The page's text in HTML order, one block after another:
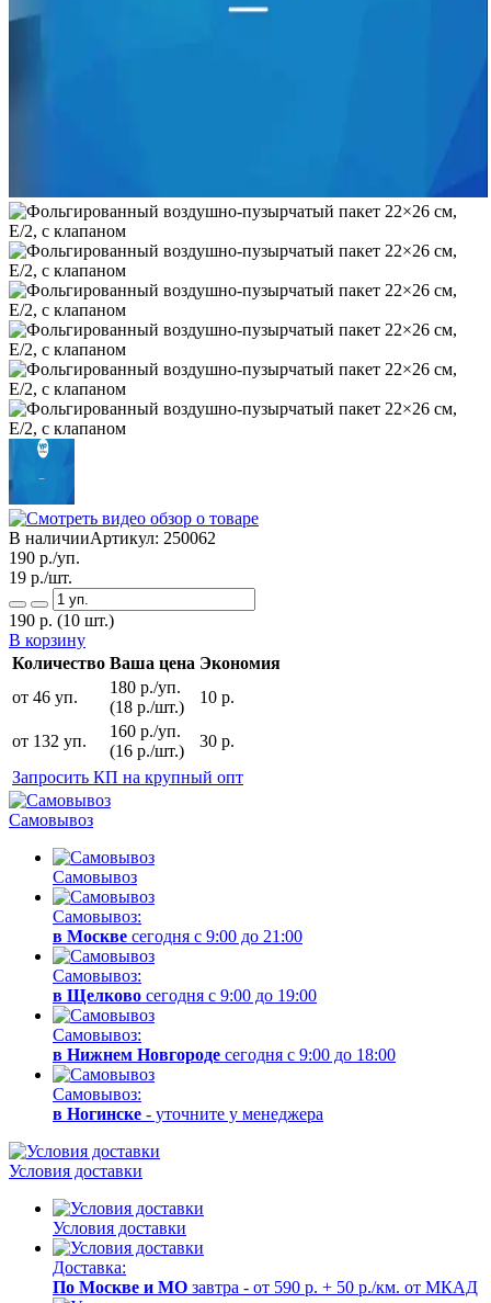
В наличииАртикул: 250062
190 р./уп.
19 р./шт.
190 р. (10 шт.)
В корзину
Количество Ваша цена Экономия
от 46 уп.
180 р./уп.
(18 р./шт.)
10 р.
от 132 уп.
160 р./уп.
(16 р./шт.)
30 р.
Запросить КП на крупный опт
Самовывоз
Самовывоз
Самовывоз:
в Москве сегодня с 9:00 до 21:00
Самовывоз:
в Щелково сегодня с 9:00 до 19:00
Самовывоз:
в Нижнем Новгороде сегодня с 9:00 до 18:00
Самовывоз:
в Ногинске - уточните у менеджера
Условия доставки
Условия доставки
Доставка:
По Москве и МО завтра - от 590 р. + 50 р./км. от МКАД